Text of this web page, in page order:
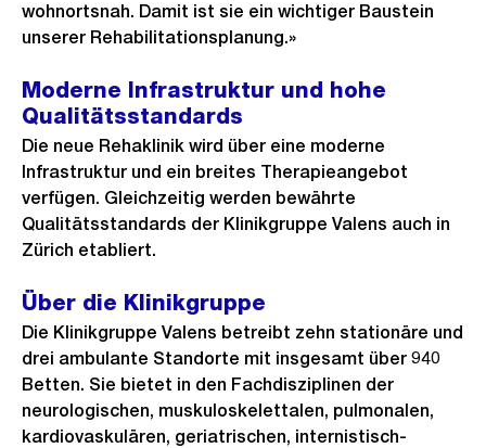
wohnortsnah. Damit ist sie ein wichtiger Baustein
unserer Rehabilitationsplanung.»
Moderne Infrastruktur und hohe
Qualitätsstandards
Die neue Rehaklinik wird über eine moderne
Infrastruktur und ein breites Therapieangebot
verfügen. Gleichzeitig werden bewährte
Qualitätsstandards der Klinikgruppe Valens auch in
Zürich etabliert.
Über die Klinikgruppe
Die Klinikgruppe Valens betreibt zehn stationäre und
drei ambulante Standorte mit insgesamt über 940
Betten. Sie bietet in den Fachdisziplinen der
neurologischen, muskuloskelettalen, pulmonalen,
kardiovaskulären, geriatrischen, internistisch-